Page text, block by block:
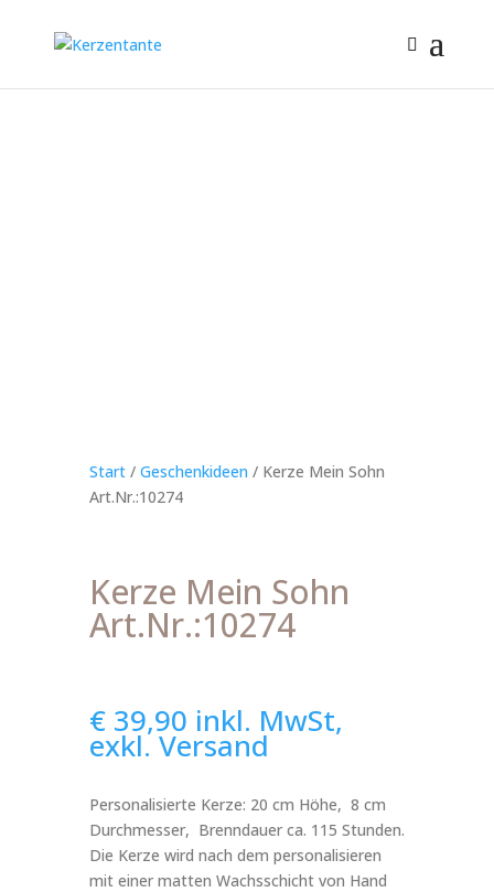
Start/ Geschenkideen / Kerze Mein Sohn
Art.Nr.:10274
Kerze Mein Sohn
Art.Nr.:10274
€39,90 inkl. MwSt,
exkl. Versand
Personalisierte Kerze: 20 cm Höhe, 8 cm
Durchmesser, Brenndauer ca. 115 Stunden.
Die Kerze wird nach dem personalisieren
mit einer matten Wachsschicht von Hand